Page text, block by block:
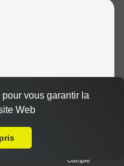
hachée, oignons,
Compte
vous garantir la
Web